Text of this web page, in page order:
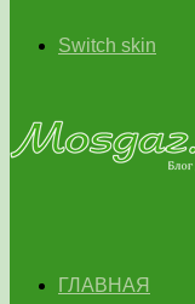
Switch skin
ГЛАВНАЯ